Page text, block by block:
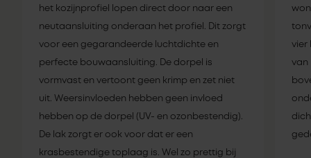
het kozijnprofiel lopen direct door naar een
neutaansluiting onderaan het profiel. Dit zorgt
voor een gegarandeerde luchtdichte en
perfecte bouwaansluiting. De dorpel is
vormvast en vertoont geen krimp en zet niet
uit. Weersinvloeden hebben geen invloed
hebben op de dorpel (UV- en ozonbestendig).
De lak zorgt er ook voor dat er een
krasbestendige toplaag is. Wel zo prettig bij
vier
van